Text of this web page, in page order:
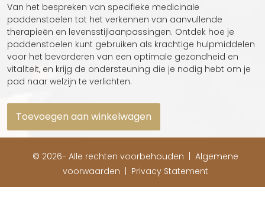
Van het bespreken van specifieke medicinale
paddenstoelen tot het verkennen van aanvullende
therapieën en levensstijlaanpassingen. Ontdek hoe je
paddenstoelen kunt gebruiken als krachtige hulpmiddelen
voor het bevorderen van een optimale gezondheid en
vitaliteit, en krijg de ondersteuning die je nodig hebt om je
pad naar welzijn te verlichten.
Toevoegen aan winkelwagen
© 2026- Alle rechten voorbehouden | Algemene
voorwaarden | Privacy Statement